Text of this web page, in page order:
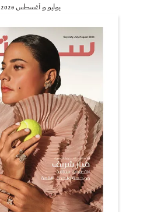
يوليو و أغسطس 2026